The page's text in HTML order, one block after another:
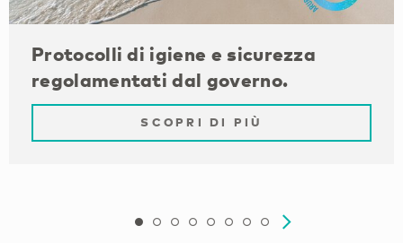
Protocolli di igiene e sicurezza
regolamentati dal governo.
SCOPRI DI PIÙ